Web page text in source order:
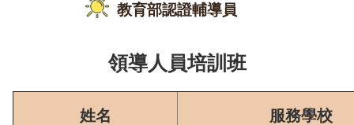
教育部認證輔導員
領導人員培訓班
姓名 服務學校